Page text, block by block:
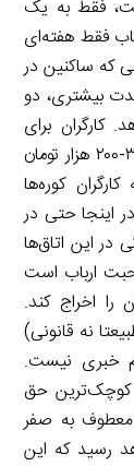
تقریبا ۱۰ خانوار است، فقط به یک
فقط هفته‌ای
که ساکنین در
بیشتری، دو
کارگران برای
زندگی در این دخمه‌ها ماهیانه اجاره‌ای حدود ۳۰۰-۲۰۰ هزار تومان
کوره‌ها
اینجا حتی در
در این اتاق‌ها
ارباب است
را اخراج کند.
نه قانونی)
خبری نیست.
کوچک‌ترین حق
معطوف به صفر
رسید که این